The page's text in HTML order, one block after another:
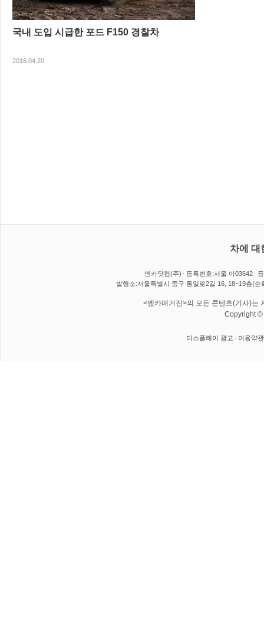
국내 도입 시급한 포드 F150 경찰차
2016.04.20
차에 대
엔카닷컴(주) 등록번호:서울 아03642
발행소:서울특별시 중구 통일로2길 16, 18~19층(순
<엔카매거진>의 모든 콘텐츠(기사)는
Copyright ©
디스플레이 광고 이용약관